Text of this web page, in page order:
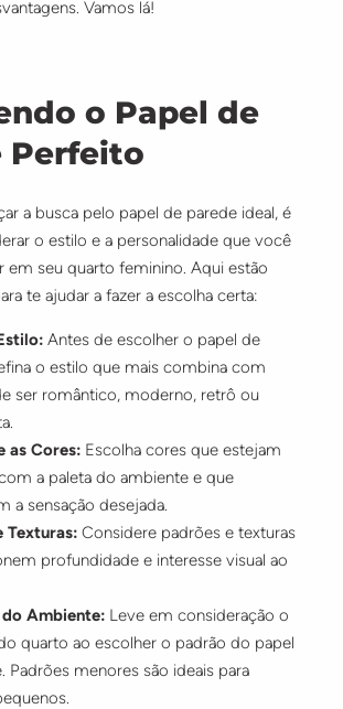
Vamos lá!
o Papel de
Perfeito
a busca pelo papel de parede ideal, é
o estilo e a personalidade que você
em seu quarto feminino. Aqui estão
te ajudar a fazer a escolha certa:
Antes de escolher o papel de
o estilo que mais combina com
ser romântico, moderno, retrô ou
as Cores: Escolha cores que estejam
a paleta do ambiente e que
a sensação desejada.
Texturas: Considere padrões e texturas
profundidade e interesse visual ao
Ambiente: Leve em consideração o
quarto ao escolher o padrão do papel
Padrões menores são ideais para